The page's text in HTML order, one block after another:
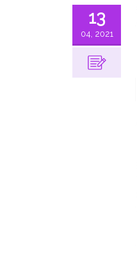
13
04, 2021